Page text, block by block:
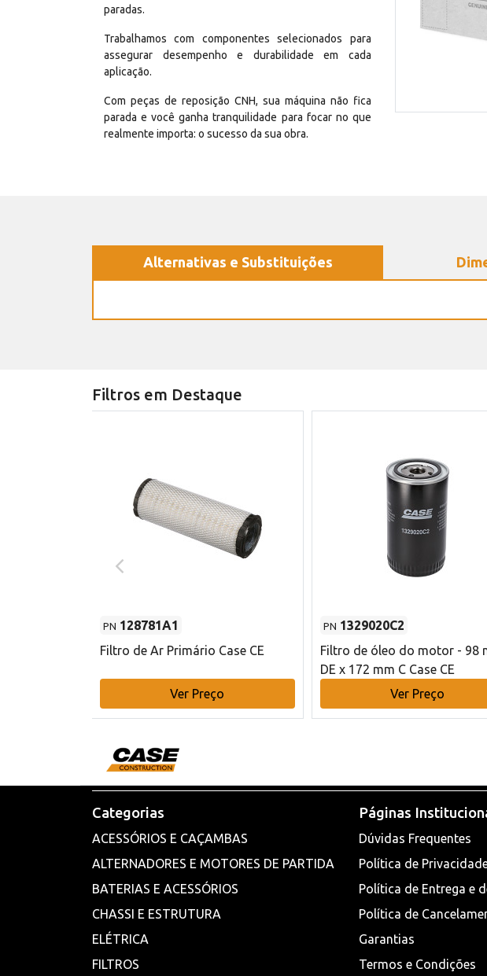
paradas.
Trabalhamos com componentes selecionados para
assegurar desempenho e durabilidade em cada
aplicação.
Com peças de reposição CNH, sua máquina não fica
parada e você ganha tranquilidade para focar no que
realmente importa: o sucesso da sua obra.
Alternativas e Substituições
Filtros em Destaque
PN 128781A1
Filtro de Ar Primário Case CE
Ver Preço
PN 1329020C2
Filtro de óleo do motor - 98
DE x 172 mm C Case CE
Ver Preço
Categorias
ACESSÓRIOS E CAÇAMBAS
ALTERNADORES E MOTORES DE PARTIDA
BATERIAS E ACESSÓRIOS
CHASSI E ESTRUTURA
ELÉTRICA
FILTROS
Páginas
Dúvidas Frequentes
Política de
Política de Entrega e
Política de
Garantias
Termos e Condições